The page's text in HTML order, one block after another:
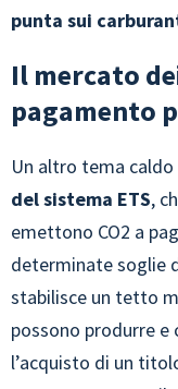
punta sui
Il mercato
pagamento
Un altro tema caldo
del sistema ETS,
emettono CO2 a
determinate soglie
stabilisce un tetto
possono produrre e
l’acquisto di un